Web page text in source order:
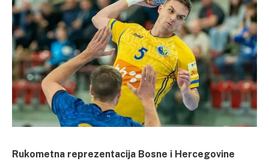
Rukometna reprezentacija Bosne i Hercegovine